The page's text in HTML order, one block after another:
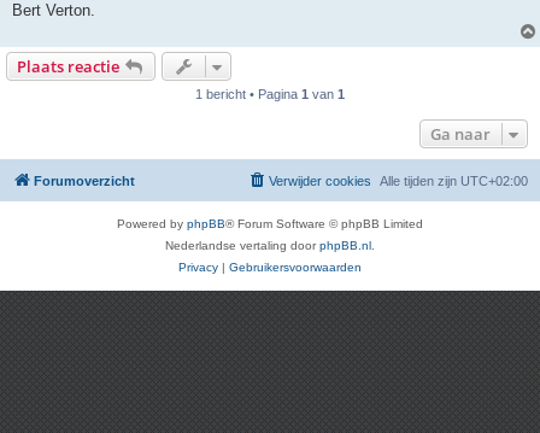
Bert Verton.
Plaats reactie
1 bericht • Pagina 1 van 1
Ga naar
Forumoverzicht Alle tijden zijn UTC+02:00
Verwijder cookies
Powered by phpBB® Forum Software © phpBB Limited
Nederlandse vertaling doorphpBB.nl
Privacy | Gebruikersvoorwaarden